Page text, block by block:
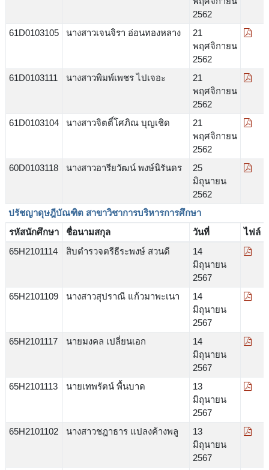
2562
61D0103105
นางสาวเจนจิรา อ่อนทองหลาง
21
พฤศจิกายน
2562
61D0103111
นางสาวพิมพ์เพชร ไปเจอะ
21
พฤศจิกายน
2562
61D0103104
นางสาวจิตติ์โศภิณ บุญเชิด
21
พฤศจิกายน
2562
60D0103118
นางสาวอารียวัฒน์ พงษ์นิรันดร
25
มิถุนายน
2562
ปรัชญาดุษฎีบัณฑิต สาขาวิชาการบริหารการศึกษา
รหัสนักศึกษา
ชื่อนามสกุล วันที่
ไฟล์
65H2101114
สิบตำรวจตรีธีระพงษ์ สวนดี
14
มิถุนายน
2567
65H2101109
นางสาวสุปราณี แก้วมาพะเนา
14
มิถุนายน
2567
65H2101117
นายมงคล เปลี่ยนเอก
14
มิถุนายน
2567
65H2101113
นายเทพรัตน์ พื้นบาด
13
มิถุนายน
2567
65H2101102
นางสาวชฎาธาร แปลงค้างพลู
13
มิถุนายน
2567